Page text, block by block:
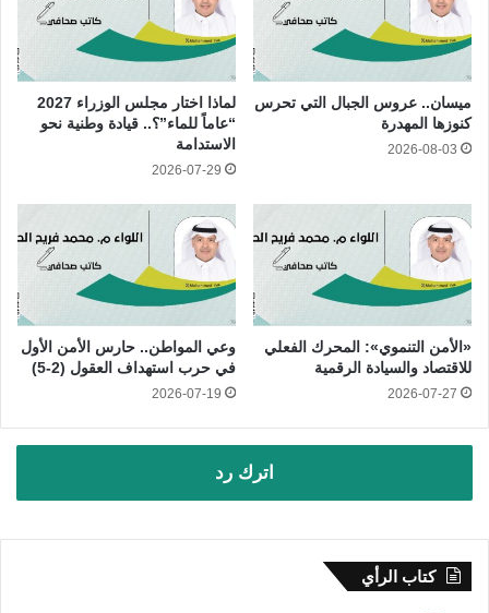
ميسان.. عروس الجبال التي تحرس
كنوزها المهدرة
2026-08-03
لماذا اختار مجلس الوزراء 2027
“عاماً للماء”؟.. قيادة وطنية نحو
الاستدامة
2026-07-29
«الأمن التنموي»: المحرك الفعلي
للاقتصاد والسيادة الرقمية
2026-07-27
وعي المواطن.. حارس الأمن الأول
في حرب استهداف العقول (2-5)
2026-07-19
اترك رد
كتاب الرأي